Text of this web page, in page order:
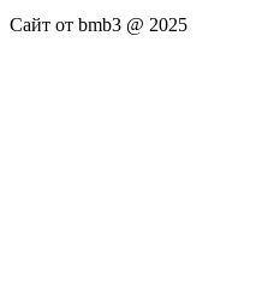
Сайт от bmb3 @ 2025